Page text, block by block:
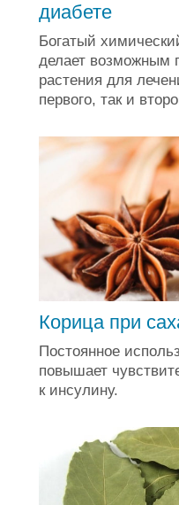
диабете
Богатый
делает возможным
растения для
первого, так и
Корица при
Постоянное
повышает
к инсулину.